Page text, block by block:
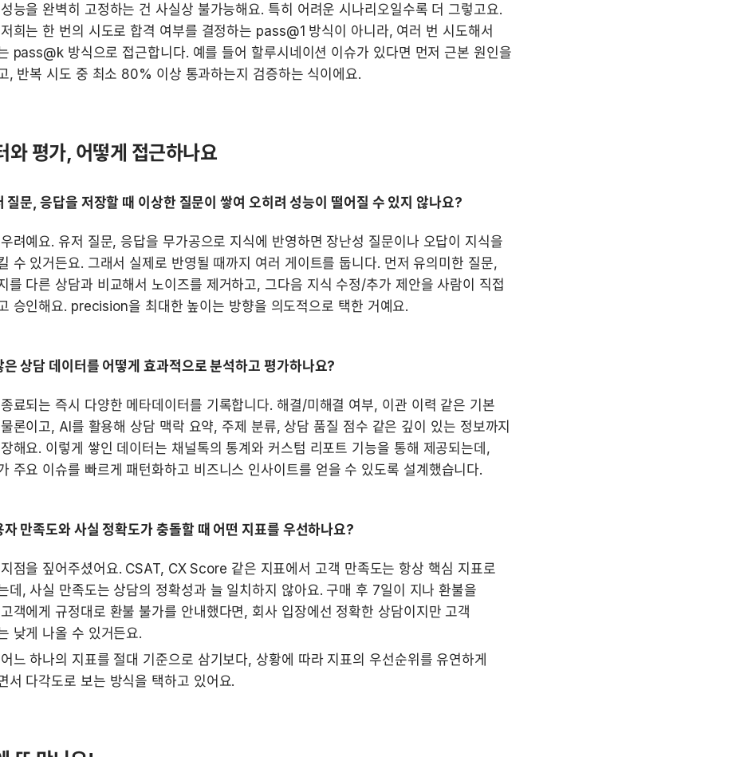
능을 완벽히 고정하는 건 사실상 불가능해요. 특히 어려운 시나리오일수록 더 그렇고요.
희는 한 번의 시도로 합격 여부를 결정하는 pass@1 방식이 아니라, 여러 번 시도해서
pass@k 방식으로 접근합니다. 예를 들어 할루시네이션 이슈가 있다면 먼저 근본 원인을
, 반복 시도 중 최소 80% 이상 통과하는지 검증하는 식이에요.
와 평가, 어떻게 접근하나요
질문, 응답을 저장할 때 이상한 질문이 쌓여 오히려 성능이 떨어질 수 있지 않나요?
려예요. 유저 질문, 응답을 무가공으로 지식에 반영하면 장난성 질문이나 오답이 지식을
수 있거든요. 그래서 실제로 반영될 때까지 여러 게이트를 둡니다. 먼저 유의미한 질문,
를 다른 상담과 비교해서 노이즈를 제거하고, 그다음 지식 수정/추가 제안을 사람이 직접
승인해요. precision을 최대한 높이는 방향을 의도적으로 택한 거예요.
은 상담 데이터를 어떻게 효과적으로 분석하고 평가하나요?
료되는 즉시 다양한 메타데이터를 기록합니다. 해결/미해결 여부, 이관 이력 같은 기본
론이고, AI를 활용해 상담 맥락 요약, 주제 분류, 상담 품질 점수 같은 깊이 있는 정보까지
해요. 이렇게 쌓인 데이터는 채널톡의 통계와 커스텀 리포트 기능을 통해 제공되는데,
주요 이슈를 빠르게 패턴화하고 비즈니스 인사이트를 얻을 수 있도록 설계했습니다.
자 만족도와 사실 정확도가 충돌할 때 어떤 지표를 우선하나요?
점을 짚어주셨어요. CSAT, CX Score 같은 지표에서 고객 만족도는 항상 핵심 지표로
데, 사실 만족도는 상담의 정확성과 늘 일치하지 않아요. 구매 후 7일이 지나 환불을
객에게 규정대로 환불 불가를 안내했다면, 회사 입장에선 정확한 상담이지만 고객
낮게 나올 수 있거든요.
느 하나의 지표를 절대 기준으로 삼기보다, 상황에 따라 지표의 우선순위를 유연하게
서 다각도로 보는 방식을 택하고 있어요.